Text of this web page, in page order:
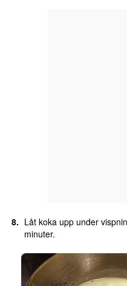
Låt koka upp under
minuter.